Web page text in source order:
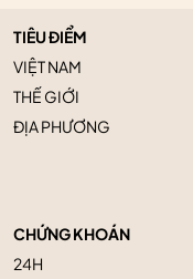
TIÊU ĐIỂM
VIỆT NAM
THẾ GIỚI
ĐỊA PHƯƠNG
CHỨNG KHOÁN
24H